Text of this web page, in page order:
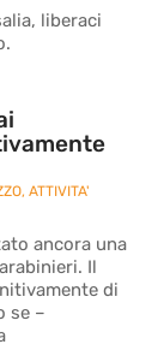
liberaci
,ATTIVITA'
ancora una
Il
di
se –